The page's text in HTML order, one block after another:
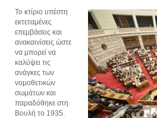
Το κτίριο υπέστη
εκτεταμένες
επεμβάσεις και
ανακαινίσεις ώστε
να μπορεί να
καλύψει τις
ανάγκες των
νομοθετικών
σωμάτων και
παραδόθηκε στη
Βουλή το 1935.